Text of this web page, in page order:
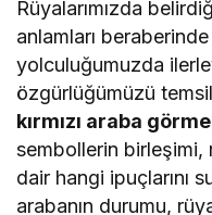
Rüyalarımızda
anlamları
yolculuğumuzda
özgürlüğümüzü
kırmızı araba
sembollerin birleşimi,
dair hangi ipuçlarını
arabanın durumu,